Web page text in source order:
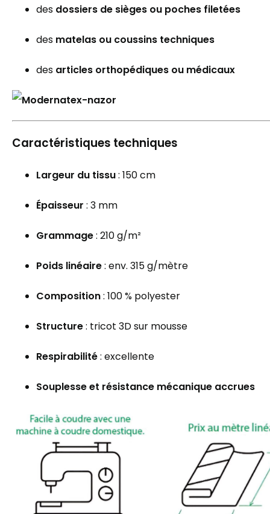
des dossiers de sièges ou poches filetées
des matelas ou coussins techniques
des articles orthopédiques ou médicaux
Caractéristiques techniques
Largeur du tissu: 150 cm
Épaisseur : 3 mm
Grammage: 210 g/m²
Poids linéaire: env. 315 g/mètre
Composition: 100 % polyester
Structure: tricot 3D sur mousse
Respirabilité: excellente
Souplesse et résistance mécanique accrues